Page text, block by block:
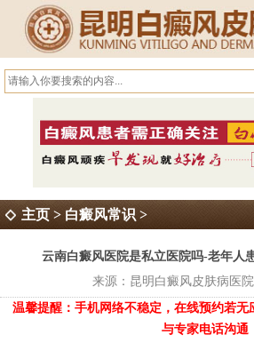
主页 > 白癜风常识 >
云南白癜风医院是私立医院吗-老年人
来源： 昆明白癜风皮肤病医院
温馨提醒：手机网络不稳定，在线预约若无
与专家电话沟通